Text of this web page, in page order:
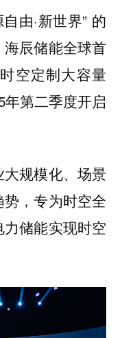
由·新世界” 的
辰储能全球首
空定制大容量
第二季度开启
规模化、场景
，专为时空全
储能实现时空